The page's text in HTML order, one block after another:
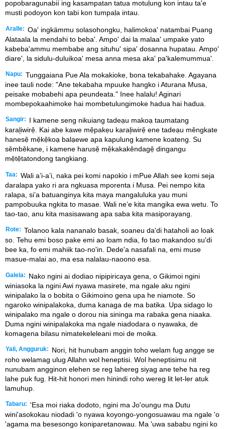
popobaragunabií ing kasampatan tatua motuḷung kon intau ta'e
musti podoyon kon tabi kon tumpaḷa intau.
Aralle: Oa' ingkämmu solasohongku, halimokoa' natambai Puang
Alataala la mendahi to beba'. Ampo' dai la malaa' umpake yato
kabeba'ammu membabe ang situhu' sipa' dosanna hupatau. Ampo'
diare', la sidulu-duluikoa' mesa anna mesa aka' pa'kalemummua'.
Napu: Tunggaiana Pue Ala mokakioke, bona tekabahake. Agayana
inee tauli node: "Ane tekabaha mpuuke hangko i Aturana Musa,
peisake mobabehi apa peundeata." Inee halalu! Aginari
mombepokaahimoke hai mombetulungimoke hadua hai hadua.
Sangir:
I kamene seng nikuiang tadeạu makoạ taumatang
karal᷊iwirẹ̌. Kai abe kawe mẹ̌pakẹu karal᷊iwirẹ̌ ene tadeạu měngkate
hanesẹ̌ mẹ̌kẹ̌koạ balạewe apa kapulung kamene koateng. Su
sěmběkane, i kamene harusẹ̌ mẹ̌kakakěndagẹ̌ dingangu
mẹ̌tẹ̌tatondong tangkiang.
Taa: Wali a’i-a’i, naka pei komi napokio i mPue Allah see komi seja
daralapa yako ri ara ngkuasa mporenta i Musa. Pei nempo kita
ralapa, si’a batuanginya kita maya mangaluluka yau muni
pampobuuka ngkita to masae. Wali ne’e kita mangika ewa wetu. To
tao-tao, anu kita masisawang apa saba kita masiporayang.
Rote: Tolanoo kala nananalo basak, soaneu da'di hataholi ao loak
so. Tehu emi boso pake emi ao loam ndia, fo tao makandoo su'di
bee ka, fo emi mahiik tao-no'in. Dede'a nasafali na, emi muse
masue-malai ao, ma esa nalalau-naoono esa.
Galela:
Nako ngini ai dodiao nipipiricaya gena, o Gikimoi ngini
winiasoka la ngini Awi nyawa masirete, ma ngale aku ngini
winipalako la o bobita o Gikimoino gena upa he niamote. So
ngaroko winipalakoka, duma kanaga de ma batika. Upa sidago lo
winipalako ma ngale o dorou nia sininga ma rabaka gena niaaka.
Duma ngini winipalakoka ma ngale niadodara o nyawaka, de
komagena bilasu nimatekeleleani moi de moika.
Yali, Angguruk:
Nori, hit hunubam anggin toho welam fug angge se
roho welamag ulug Allahn wol heneptisi. Wol heneptisimu nit
nunubam angginon elehen se reg lahereg siyag ane tehe ha reg
lahe puk fug. Hit-hit honori men hinindi roho wereg lit let-ler atuk
lamuhup.
Tabaru: 'Esa moi riaka dodoto, ngini ma Jo'oungu ma Dutu
wini'asokokau niodadi 'o nyawa koyongo-yongosuawau ma ngale 'o
'agama ma besesongo koniparetanowau. Ma 'uwa sababu ngini ko